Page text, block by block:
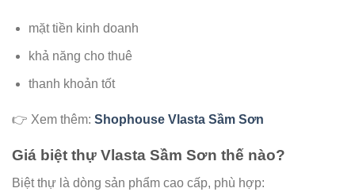
mặt tiền kinh doanh
khả năng cho thuê
thanh khoản tốt
👉 Xem thêm: Shophouse Vlasta Sầm Sơn
Giá biệt thự Vlasta Sầm Sơn thế nào?
Biệt thự là dòng sản phẩm cao cấp, phù hợp: